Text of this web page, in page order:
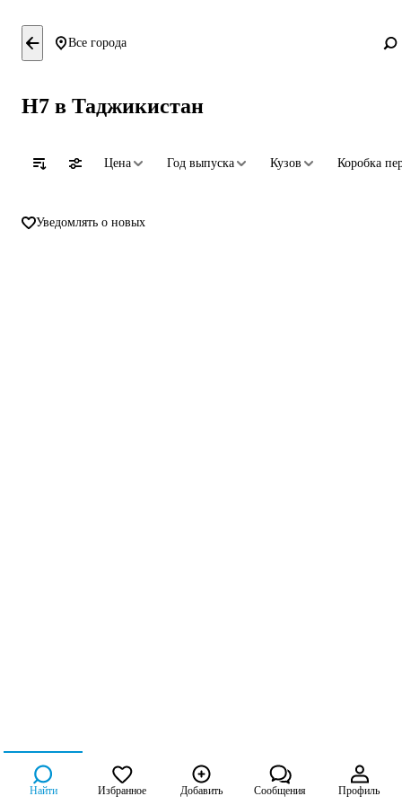
Все города
H7 в Таджикистан
Цена Год выпуска Кузов Коробка
Уведомлять о новых
Найти Избранное Добавить Сообщения Профиль